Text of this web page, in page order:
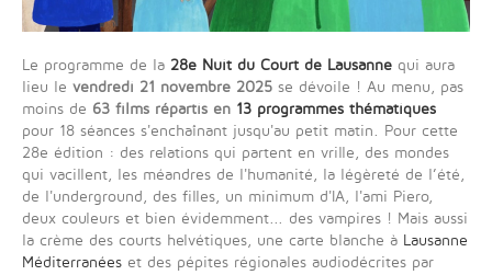
Le programme de la 28e Nuit du Court de Lausanne qui aura
lieu le vendredi 21 novembre 2025 se dévoile ! Au menu, pas
moins de 63 films répartis en 13 programmes thématiques
pour 18 séances s'enchaînant jusqu'au petit matin. Pour cette
28e édition : des relations qui partent en vrille, des mondes
qui vacillent, les méandres de l'humanité, la légèreté de l’été,
de l'underground, des filles, un minimum d'IA, l'ami Piero,
deux couleurs et bien évidemment... des vampires ! Mais aussi
la crème des courts helvétiques, une carte blanche à Lausanne
Méditerranées et des pépites régionales audiodécrites par